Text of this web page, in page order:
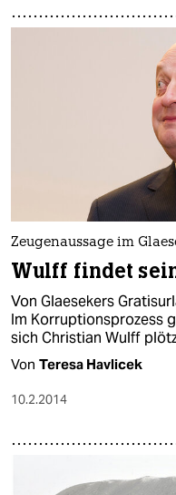
Zeugenaussage im
Wulff findet
Von Glaesekers
Im Korruptionsprozess
sich Christian Wulff
Von Teresa Havlicek
10.2.2014